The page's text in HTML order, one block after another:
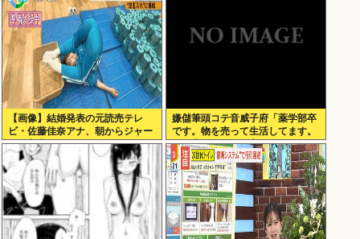
【画像】結婚発表の元読売テレ
ビ・佐藤佳奈アナ、朝からジャー
ジ尻丸出し
嫌儲筆頭コテ音威子府「薬学部卒
です。物を売って生活してます。
何を売ってるかは言えません」